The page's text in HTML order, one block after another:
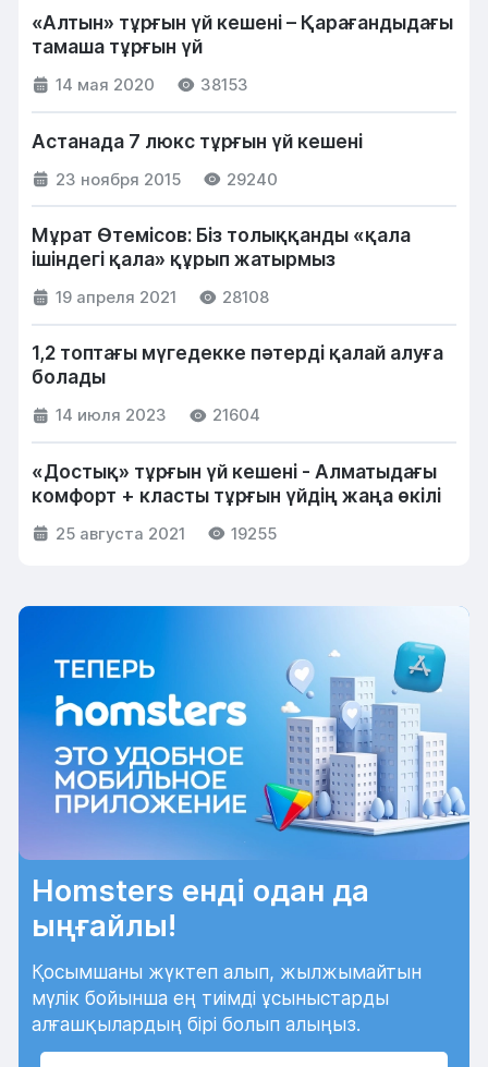
«Алтын» тұрғын үй кешені – Қарағандыдағы
тамаша тұрғын үй
14 мая 2020 38153
Астанада 7 люкс тұрғын үй кешені
23 ноября 2015 29240
Мұрат Өтемісов: Біз толыққанды «қала
ішіндегі қала» құрып жатырмыз
19 апреля 2021 28108
1,2 топтағы мүгедекке пәтерді қалай алуға
болады
14 июля 2023 21604
«Достық» тұрғын үй кешені - Алматыдағы
комфорт + класты тұрғын үйдің жаңа өкілі
25 августа 2021 19255
Homsters енді одан да
ыңғайлы!
Қосымшаны жүктеп алып, жылжымайтын
мүлік бойынша ең тиімді ұсыныстарды
алғашқылардың бірі болып алыңыз.